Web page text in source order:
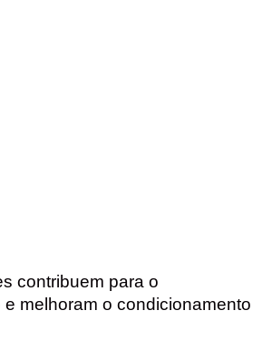
contribuem para o
melhoram o condicionamento